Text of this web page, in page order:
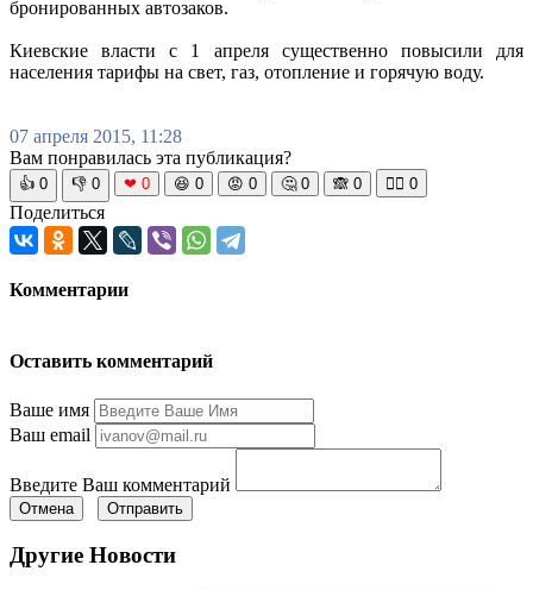
бронированных автозаков.
Киевские власти с 1 апреля существенно повысили для
населения тарифы на свет, газ, отопление и горячую воду.
07 апреля 2015, 11:28
Вам понравилась эта публикация?
👍 0 👎 0 ❤ 0 😆 0 😡 0 🤔 0 🙈 0 🧘‍♀️ 0
Поделиться
Комментарии
Оставить комментарий
Ваше имя
Ваш email
Введите Ваш комментарий
Отмена Отправить
Другие Новости